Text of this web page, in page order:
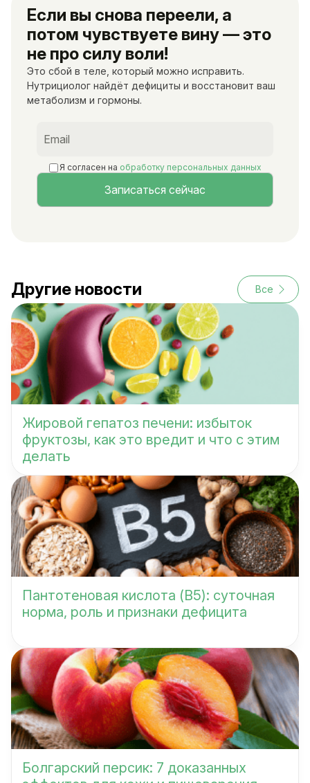
Если вы снова переели, а
потом чувствуете вину — это
не про силу воли!
Это сбой в теле, который можно исправить.
Нутрициолог найдёт дефициты и восстановит ваш
метаболизм и гормоны.
Я согласен на обработку персональных данных
Другие новости Все
Жировой гепатоз печени: избыток
фруктозы, как это вредит и что с этим
делать
Пантотеновая кислота (B5): суточная
норма, роль и признаки дефицита
Болгарский персик: 7 доказанных